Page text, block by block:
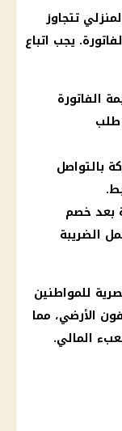
تتجاوز
يجب اتباع
25% من قيمة الفاتورة
طلب
بالتواصل
بعد خصم
الضريبة
للمواطنين
الأرضي، مما
المالي.